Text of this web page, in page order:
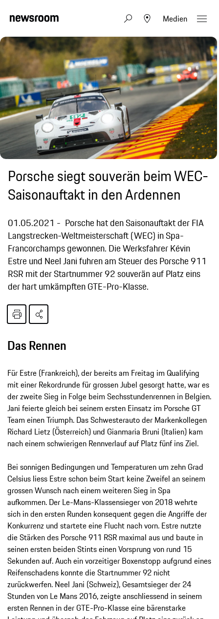
Medien
Porsche siegt souverän beim WEC-
Saisonauftakt in den Ardennen
01.05.2021
Porsche hat den Saisonauftakt der FIA
Langstrecken-Weltmeisterschaft (WEC) in Spa-
Francorchamps gewonnen. Die Werksfahrer Kévin
Estre und Neel Jani fuhren am Steuer des Porsche 911
RSR mit der Startnummer 92 souverän auf Platz eins
der hart umkämpften GTE-Pro-Klasse.
Das Rennen
Für Estre (Frankreich), der bereits am Freitag im Qualifying
mit einer Rekordrunde für grossen Jubel gesorgt hatte, war es
der zweite Sieg in Folge beim Sechsstundenrennen in Belgien.
Jani feierte gleich bei seinem ersten Einsatz im Porsche GT
Team einen Triumph. Das Schwesterauto der Markenkollegen
Richard Lietz (Österreich) und Gianmaria Bruni (Italien) kam
nach einem schwierigen Rennverlauf auf Platz fünf ins Ziel.
Bei sonnigen Bedingungen und Temperaturen um zehn Grad
Celsius liess Estre schon beim Start keine Zweifel an seinem
grossen Wunsch nach einem weiteren Sieg in Spa
aufkommen. Der Le-Mans-Klassensieger von 2018 wehrte
sich in den ersten Runden konsequent gegen die Angriffe der
Konkurrenz und startete eine Flucht nach vorn. Estre nutzte
die Stärken des Porsche 911 RSR maximal aus und baute in
seinen ersten beiden Stints einen Vorsprung von rund 15
Sekunden auf. Auch ein vorzeitiger Boxenstopp aufgrund eines
Reifenschadens konnte die Startnummer 92 nicht
zurückwerfen. Neel Jani (Schweiz), Gesamtsieger der 24
Stunden von Le Mans 2016, zeigte anschliessend in seinem
ersten Rennen in der GTE-Pro-Klasse eine bärenstarke